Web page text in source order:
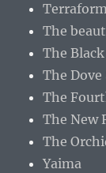
The
The
The
The
The New
The
Yaima